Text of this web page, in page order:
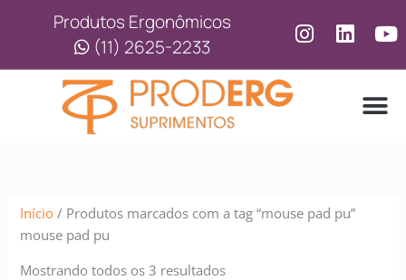
conteúdo
Produtos Ergonômicos
(11) 2625-2233
Início / Produtos marcados com a tag “mouse pad pu”
mouse pad pu
Mostrando todos os 3 resultados
por
baixo
para
alto